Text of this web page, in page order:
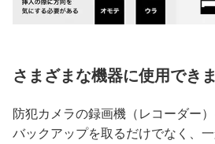
さまざまな機器に使用でき
防犯カメラの録画機（レコーダー
バックアップを取るだけでなく、